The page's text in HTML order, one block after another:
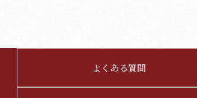
よくある質問